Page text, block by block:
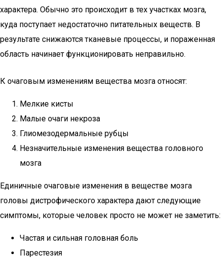
характера. Обычно это происходит в тех участках мозга,
куда поступает недостаточно питательных веществ. В
результате снижаются тканевые процессы, и пораженная
область начинает функционировать неправильно.
К очаговым изменениям вещества мозга относят:
Мелкие кисты
Малые очаги некроза
Глиомезодермальные рубцы
Незначительные изменения вещества головного
мозга
Единичные очаговые изменения в веществе мозга
головы дистрофического характера дают следующие
симптомы, которые человек просто не может не заметить:
Частая и сильная головная боль
Парестезия